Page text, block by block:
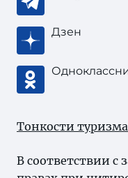
Дзен
Тонкости туризма
В соответствии с